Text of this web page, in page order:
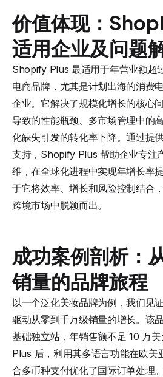
价值体现：
适用企业及问题
Shopify Plus 最适用于年营业额超
电商品牌，尤其是计划出海的消费
企业。它解决了规模化增长的核心
导致的性能瓶颈、多市场管理中的
化缺失引发的转化率下降。通过提
支持，Shopify Plus 帮助企业专注
维，在全球化进程中实现年增长率
于它将效率、增长和风险控制结合
跨境市场中脱颖而出。
成功案例剖析：
销量的品牌旅程
以一个泛化美妆品牌为例，我们见
驱动从零到千万级销量的增长。该
基础独立站，年销售额不足 10 万
Plus 后，利用其多语言功能在欧美
合多币种支付优化了国际订单处理